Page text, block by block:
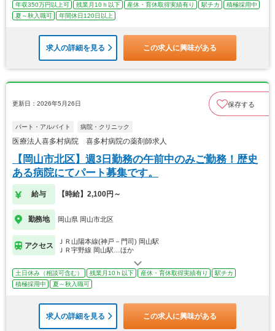
年収350万円以上可 残業月10ｈ以下 産休・育休取得実績有り 駅チカ
積極採用中
夏～秋入職可
年間休日120日以上
求人の詳細を見る この求人に興味がある
更新日：2026年5月26日 保存する
パート・アルバイト 病院・クリニック
医療法人喜多村病院 喜多村病院の薬剤師求人
【岡山市北区】週3日勤務の午前中のみご勤務！歴史
ある病院にてパート募集です。
給与 【時給】2,100円～
勤務地 岡山県 岡山市北区
アクセス
ＪＲ山陽本線(神戸－門司) 岡山駅
ＪＲ宇野線 岡山駅…ほか
土日休み（相談可含む） 残業月10ｈ以下 産休・育休取得実績有り
駅チカ
積極採用中
夏～秋入職可
求人の詳細を見る この求人に興味がある